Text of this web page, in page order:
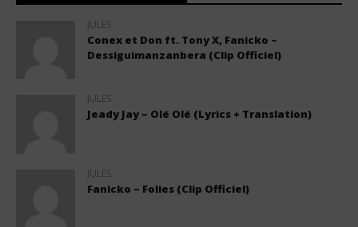
JULES
Conex et Don ft. Tony X, Fanicko –
Dessiguimanzanbera (Clip Officiel)
JULES
Jeady Jay – Olé Olé (Lyrics + Translation)
JULES
Fanicko – Folies (Clip Officiel)